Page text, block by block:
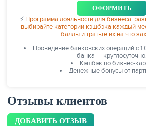
ОФОРМИТЬ
⚡ Программа лояльности для бизнеса:
выбирайте категории кэшбэка каждый
баллы и тратьте их на что
Проведение банковских операций с
банка — круглосуточно.
Кэшбэк по бизнес-
Денежные бонусы от
Отзывы клиентов
ДОБАВИТЬ ОТЗЫВ